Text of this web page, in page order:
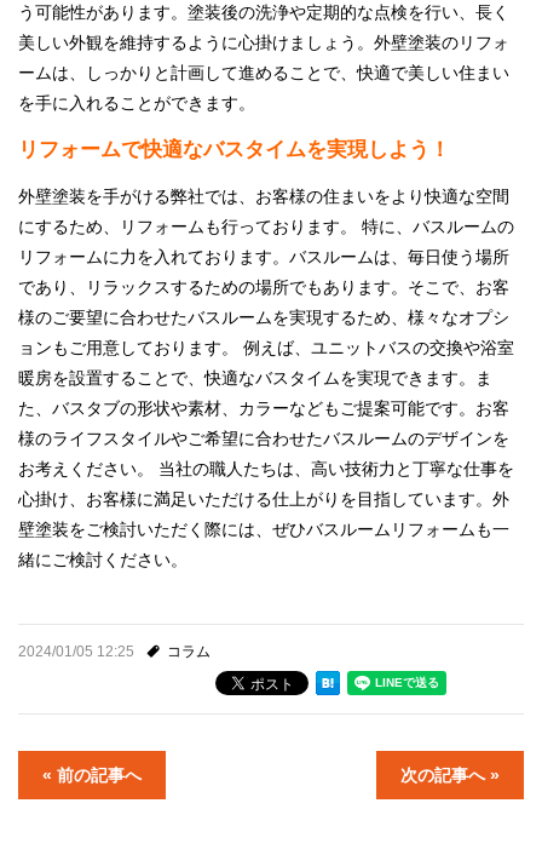
う可能性があります。塗装後の洗浄や定期的な点検を行い、長く
美しい外観を維持するように心掛けましょう。外壁塗装のリフォ
ームは、しっかりと計画して進めることで、快適で美しい住まい
を手に入れることができます。
リフォームで快適なバスタイムを実現しよう！
外壁塗装を手がける弊社では、お客様の住まいをより快適な空間
にするため、リフォームも行っております。 特に、バスルームの
リフォームに力を入れております。バスルームは、毎日使う場所
であり、リラックスするための場所でもあります。そこで、お客
様のご要望に合わせたバスルームを実現するため、様々なオプシ
ョンもご用意しております。 例えば、ユニットバスの交換や浴室
暖房を設置することで、快適なバスタイムを実現できます。ま
た、バスタブの形状や素材、カラーなどもご提案可能です。お客
様のライフスタイルやご希望に合わせたバスルームのデザインを
お考えください。 当社の職人たちは、高い技術力と丁寧な仕事を
心掛け、お客様に満足いただける仕上がりを目指しています。外
壁塗装をご検討いただく際には、ぜひバスルームリフォームも一
緒にご検討ください。
2024/01/05 12:25 コラム
« 前の記事へ 次の記事へ »